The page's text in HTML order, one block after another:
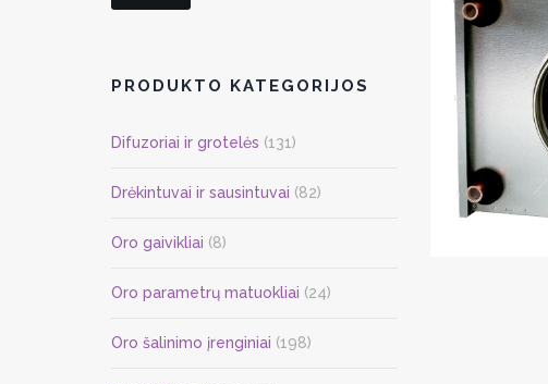
PRODUKTO KATEGORIJOS
Difuzoriai ir grotelės (131)
Drėkintuvai ir sausintuvai (82)
Oro gaivikliai (8)
Oro parametrų matuokliai (24)
Oro šalinimo įrenginiai (198)